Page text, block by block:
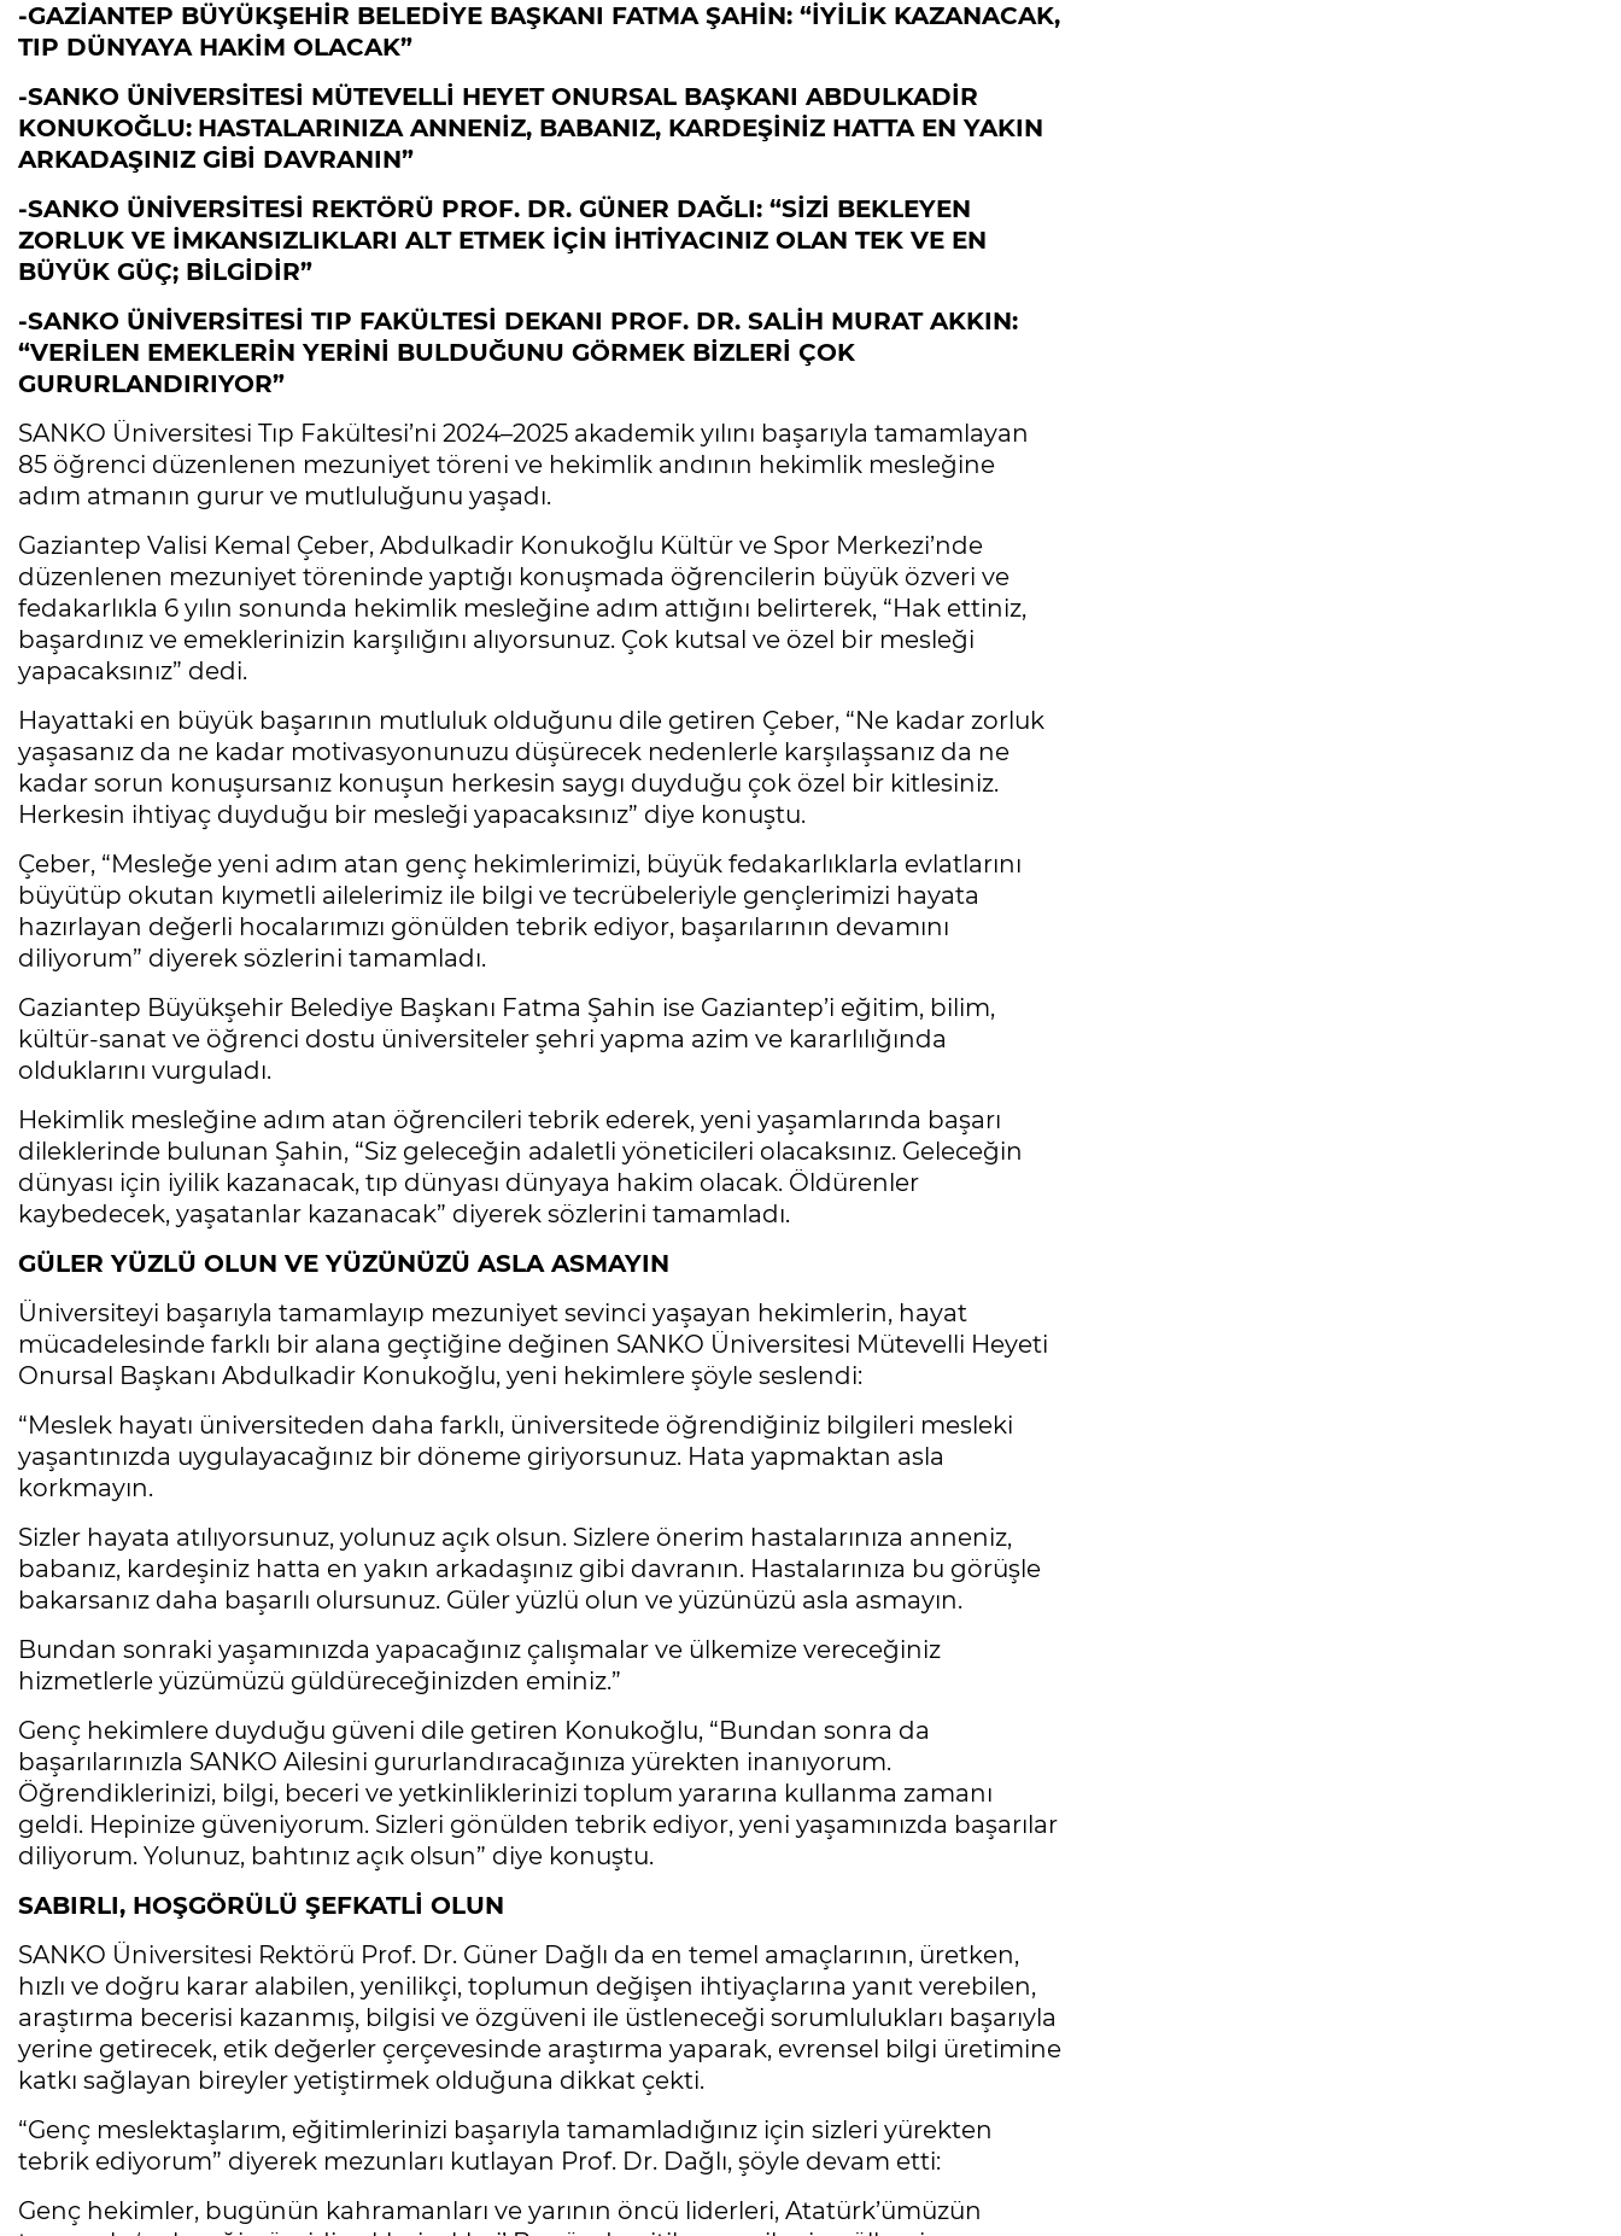
-GAZİANTEP BÜYÜKŞEHİR BELEDİYE BAŞKANI FATMA ŞAHİN: “İYİLİK KAZANACAK,
TIP DÜNYAYA HAKİM OLACAK”
-SANKO ÜNİVERSİTESİ MÜTEVELLİ HEYET ONURSAL BAŞKANI ABDULKADİR
KONUKOĞLU: HASTALARINIZA ANNENİZ, BABANIZ, KARDEŞİNİZ HATTA EN YAKIN
ARKADAŞINIZ GİBİ DAVRANIN”
-SANKO ÜNİVERSİTESİ REKTÖRÜ PROF. DR. GÜNER DAĞLI: “SİZİ BEKLEYEN
ZORLUK VE İMKANSIZLIKLARI ALT ETMEK İÇİN İHTİYACINIZ OLAN TEK VE EN
BÜYÜK GÜÇ; BİLGİDİR”
-SANKO ÜNİVERSİTESİ TIP FAKÜLTESİ DEKANI PROF. DR. SALİH MURAT AKKIN:
“VERİLEN EMEKLERİN YERİNİ BULDUĞUNU GÖRMEK BİZLERİ ÇOK
GURURLANDIRIYOR”
SANKO Üniversitesi Tıp Fakültesi’ni 2024–2025 akademik yılını başarıyla tamamlayan
85 öğrenci düzenlenen mezuniyet töreni ve hekimlik andının hekimlik mesleğine
adım atmanın gurur ve mutluluğunu yaşadı.
Gaziantep Valisi Kemal Çeber, Abdulkadir Konukoğlu Kültür ve Spor Merkezi’nde
düzenlenen mezuniyet töreninde yaptığı konuşmada öğrencilerin büyük özveri ve
fedakarlıkla 6 yılın sonunda hekimlik mesleğine adım attığını belirterek, “Hak ettiniz,
başardınız ve emeklerinizin karşılığını alıyorsunuz. Çok kutsal ve özel bir mesleği
yapacaksınız” dedi.
Hayattaki en büyük başarının mutluluk olduğunu dile getiren Çeber, “Ne kadar zorluk
yaşasanız da ne kadar motivasyonunuzu düşürecek nedenlerle karşılaşsanız da ne
kadar sorun konuşursanız konuşun herkesin saygı duyduğu çok özel bir kitlesiniz.
Herkesin ihtiyaç duyduğu bir mesleği yapacaksınız” diye konuştu.
Çeber, “Mesleğe yeni adım atan genç hekimlerimizi, büyük fedakarlıklarla evlatlarını
büyütüp okutan kıymetli ailelerimiz ile bilgi ve tecrübeleriyle gençlerimizi hayata
hazırlayan değerli hocalarımızı gönülden tebrik ediyor, başarılarının devamını
diliyorum” diyerek sözlerini tamamladı.
Gaziantep Büyükşehir Belediye Başkanı Fatma Şahin ise Gaziantep’i eğitim, bilim,
kültür-sanat ve öğrenci dostu üniversiteler şehri yapma azim ve kararlılığında
olduklarını vurguladı.
Hekimlik mesleğine adım atan öğrencileri tebrik ederek, yeni yaşamlarında başarı
dileklerinde bulunan Şahin, “Siz geleceğin adaletli yöneticileri olacaksınız. Geleceğin
dünyası için iyilik kazanacak, tıp dünyası dünyaya hakim olacak. Öldürenler
kaybedecek, yaşatanlar kazanacak” diyerek sözlerini tamamladı.
GÜLER YÜZLÜ OLUN VE YÜZÜNÜZÜ ASLA ASMAYIN
Üniversiteyi başarıyla tamamlayıp mezuniyet sevinci yaşayan hekimlerin, hayat
mücadelesinde farklı bir alana geçtiğine değinen SANKO Üniversitesi Mütevelli Heyeti
Onursal Başkanı Abdulkadir Konukoğlu, yeni hekimlere şöyle seslendi:
“Meslek hayatı üniversiteden daha farklı, üniversitede öğrendiğiniz bilgileri mesleki
yaşantınızda uygulayacağınız bir döneme giriyorsunuz. Hata yapmaktan asla
korkmayın.
Sizler hayata atılıyorsunuz, yolunuz açık olsun. Sizlere önerim hastalarınıza anneniz,
babanız, kardeşiniz hatta en yakın arkadaşınız gibi davranın. Hastalarınıza bu görüşle
bakarsanız daha başarılı olursunuz. Güler yüzlü olun ve yüzünüzü asla asmayın.
Bundan sonraki yaşamınızda yapacağınız çalışmalar ve ülkemize vereceğiniz
hizmetlerle yüzümüzü güldüreceğinizden eminiz.”
Genç hekimlere duyduğu güveni dile getiren Konukoğlu, “Bundan sonra da
başarılarınızla SANKO Ailesini gururlandıracağınıza yürekten inanıyorum.
Öğrendiklerinizi, bilgi, beceri ve yetkinliklerinizi toplum yararına kullanma zamanı
geldi. Hepinize güveniyorum. Sizleri gönülden tebrik ediyor, yeni yaşamınızda başarılar
diliyorum. Yolunuz, bahtınız açık olsun” diye konuştu.
SABIRLI, HOŞGÖRÜLÜ ŞEFKATLİ OLUN
SANKO Üniversitesi Rektörü Prof. Dr. Güner Dağlı da en temel amaçlarının, üretken,
hızlı ve doğru karar alabilen, yenilikçi, toplumun değişen ihtiyaçlarına yanıt verebilen,
araştırma becerisi kazanmış, bilgisi ve özgüveni ile üstleneceği sorumlulukları başarıyla
yerine getirecek, etik değerler çerçevesinde araştırma yaparak, evrensel bilgi üretimine
katkı sağlayan bireyler yetiştirmek olduğuna dikkat çekti.
“Genç meslektaşlarım, eğitimlerinizi başarıyla tamamladığınız için sizleri yürekten
tebrik ediyorum” diyerek mezunları kutlayan Prof. Dr. Dağlı, şöyle devam etti:
Genç hekimler, bugünün kahramanları ve yarının öncü liderleri, Atatürk’ümüzün